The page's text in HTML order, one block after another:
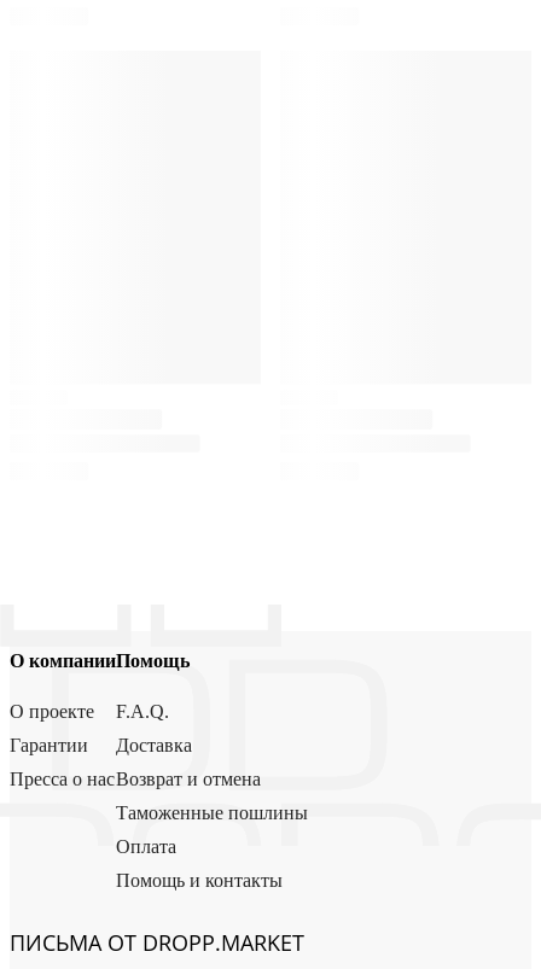
О компании
О проекте
Гарантии
Пресса о нас
Помощь
F.A.Q.
Доставка
Возврат и отмена
Таможенные пошлины
Оплата
Помощь и контакты
ПИСЬМА ОТ DROPP.MARKET